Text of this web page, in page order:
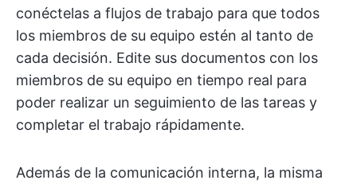
conéctelas a flujos de trabajo para que todos
los miembros de su equipo estén al tanto de
cada decisión. Edite sus documentos con los
miembros de su equipo en tiempo real para
poder realizar un seguimiento de las tareas y
completar el trabajo rápidamente.
Además de la comunicación interna, la misma